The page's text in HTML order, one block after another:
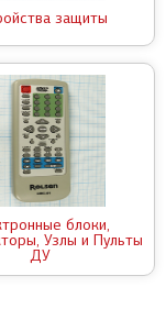
защиты
блоки,
Узлы и Пульты
ДУ